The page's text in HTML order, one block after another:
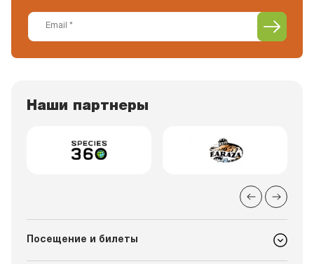
Наши партнеры
Посещение и билеты